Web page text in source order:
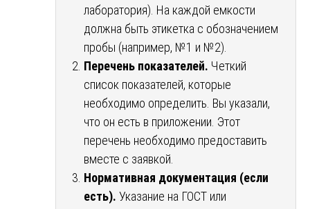
лаборатория). На каждой емкости
должна быть этикетка с обозначением
пробы (например, №1 и №2).
Перечень показателей. Четкий
список показателей, которые
необходимо определить. Вы указали,
что он есть в приложении. Этот
перечень необходимо предоставить
вместе с заявкой.
Нормативная документация (если
есть). Указание на ГОСТ или